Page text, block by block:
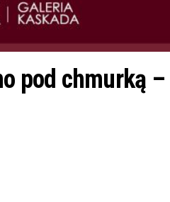
pod chmurką –